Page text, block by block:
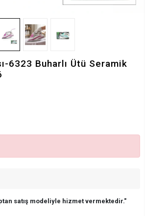
6323 Buharlı Ütü Seramik
satış modeliyle hizmet vermektedir."